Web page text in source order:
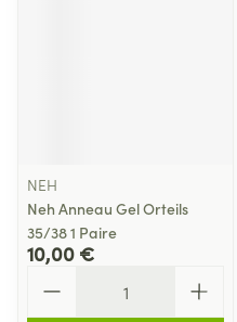
NEH
Neh Anneau Gel Orteils
35/38 1 Paire
10,00 €